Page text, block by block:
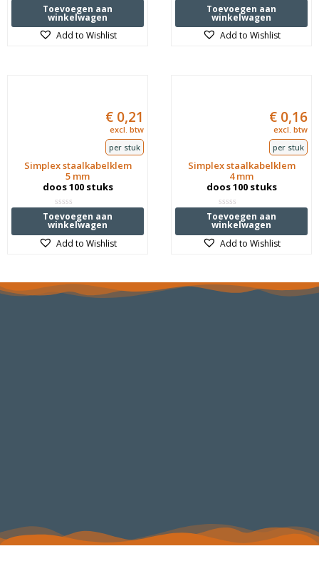
Waardering
0
uit
5
Toevoegen aan
winkelwagen
Add to Wishlist
Waardering
0
uit
5
Toevoegen aan
winkelwagen
Add to Wishlist
Simplex staalkabelklem
5 mm
doos 100 stuks
Waardering
0
uit
5
€ 0,21
excl. btw
per stuk
Toevoegen aan
winkelwagen
Add to Wishlist
Simplex staalkabelklem
4 mm
doos 100 stuks
Waardering
0
uit
5
€ 0,16
excl. btw
per stuk
Toevoegen aan
winkelwagen
Add to Wishlist